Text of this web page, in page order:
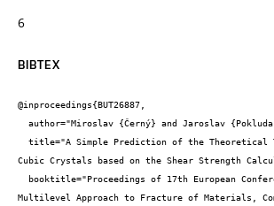
6
BIBTEX
@inproceedings{BUT26887,
Cubic Crystals based on the Shear Strength
Multilevel Approach to Fracture of Materials,